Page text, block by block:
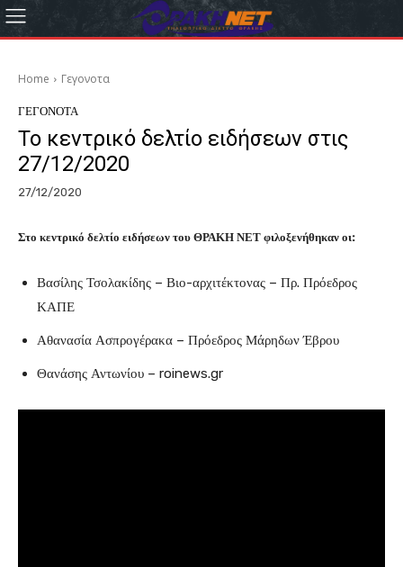
Home Γεγονοτα
ΓΕΓΟΝΟΤΑ
Το κεντρικό δελτίο ειδήσεων στις
27/12/2020
27/12/2020
Στο κεντρικό δελτίο ειδήσεων του ΘΡΑΚΗ ΝΕΤ φιλοξενήθηκαν οι:
Βασίλης Τσολακίδης – Βιο-αρχιτέκτονας – Πρ. Πρόεδρος
ΚΑΠΕ
Αθανασία Ασπρογέρακα – Πρόεδρος Μάρηδων Έβρου
Θανάσης Αντωνίου – roinews.gr